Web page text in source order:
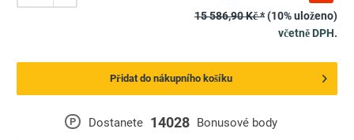
P Dostanete 14028 Bonusové body
15 586,90 Kč *(10% uloženo)
včetně DPH.
Přidat do nákupního košíku